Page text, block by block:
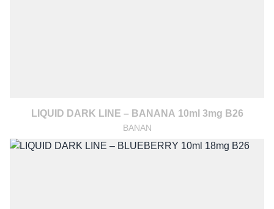
LIQUID DARK LINE – BANANA 10ml 3mg B26
BANAN